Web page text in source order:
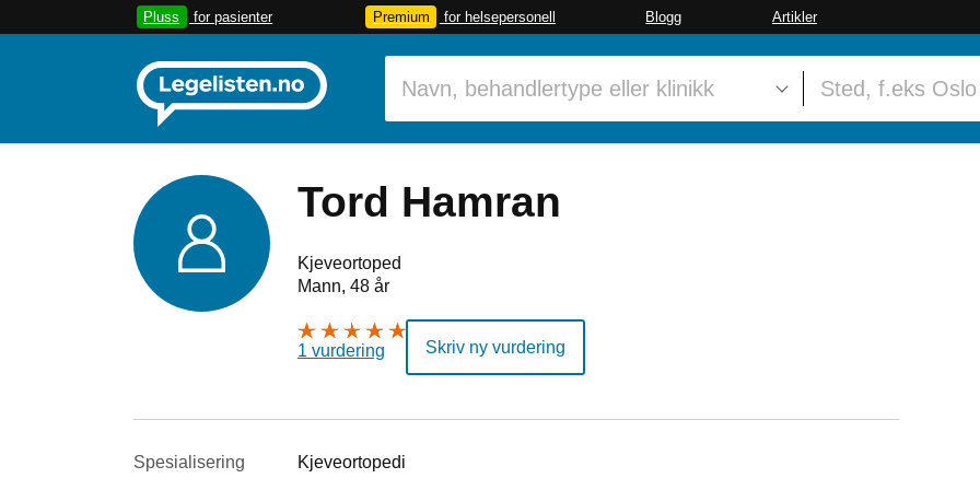
Pluss for pasienter Premium for helsepersonell Blogg Artikler
Tord Hamran
Kjeveortoped
Mann, 48 år
1 vurdering Skriv ny vurdering
Spesialisering Kjeveortopedi